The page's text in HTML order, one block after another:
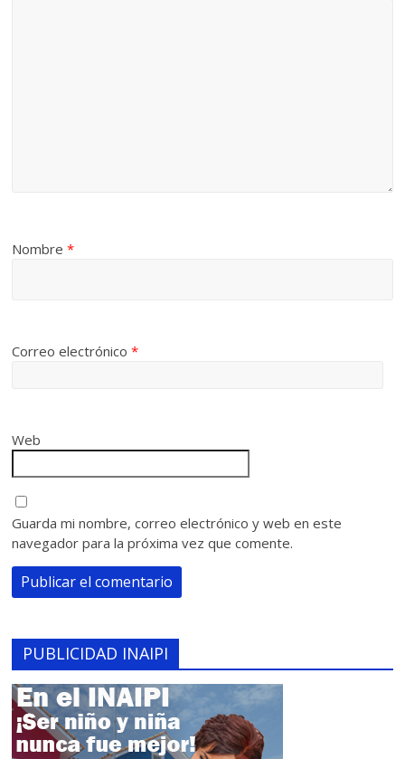
Nombre*
Correo electrónico*
Web
Guarda mi nombre, correo electrónico y web en este
navegador para la próxima vez que comente.
PUBLICIDAD INAIPI